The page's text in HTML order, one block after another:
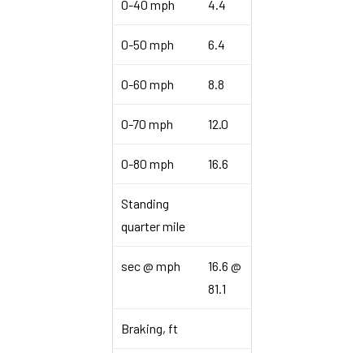
0-40 mph 4.4
0-50 mph 6.4
0-60 mph 8.8
0-70 mph 12.0
0-80 mph 16.6
Standing
quarter mile
sec @ mph
16.6 @
81.1
Braking, ft